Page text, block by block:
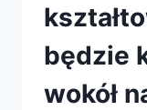
będzie
wokół